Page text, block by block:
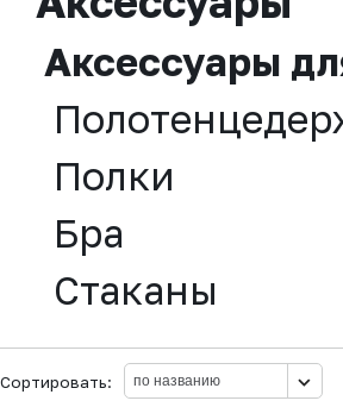
Аксессуары
Полки
Бра
Стаканы
Сортировать: